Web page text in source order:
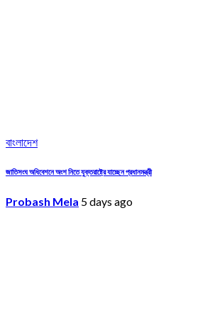
বাংলাদেশ
জাতিসংঘ অধিবেশনে অংশ নিতে যুক্তরাষ্ট্রে যাচ্ছেন প্রধানমন্ত্রী
Probash Mela 5 days ago